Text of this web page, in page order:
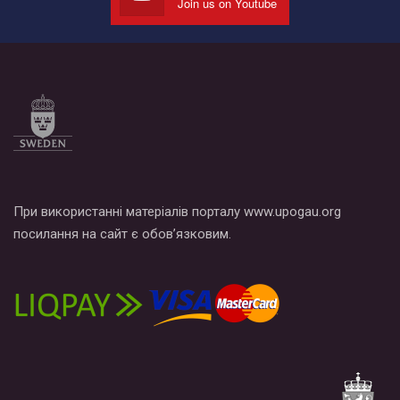
Все, что вам нужно сделать - это зайти на наш канал YouTube
по этой ссылке и поставить лайк под видео.
При використанні матеріалів порталу www.upogau.org
посилання на сайт є обов’язковим.